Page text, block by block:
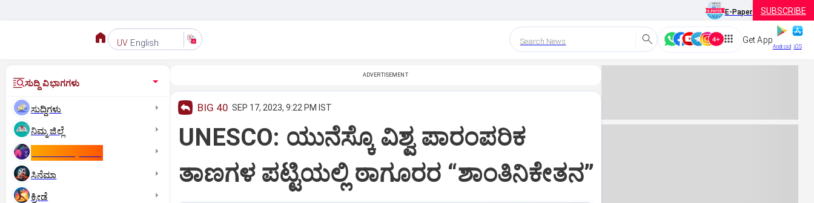
E-Paper SUBSCRIBE
UV English Search News Get App
Android iOS
ಸುದ್ದಿ ವಿಭಾಗಗಳು
ಸುದ್ದಿಗಳು
ನಿಮ್ಮ ಜಿಲ್ಲೆ
ಸಿನೆಮಾ
ಕ್ರೀಡೆ
ADVERTISEMENT
BIG 40 SEP 17, 2023, 9:22 PM IST
UNESCO: ಯುನೆಸ್ಕೊ ವಿಶ್ವ ಪಾರಂಪರಿಕ
ತಾಣಗಳ ಪಟ್ಟಿಯಲ್ಲಿ ಠಾಗೂರರ “ಶಾಂತಿನಿಕೇತನ”